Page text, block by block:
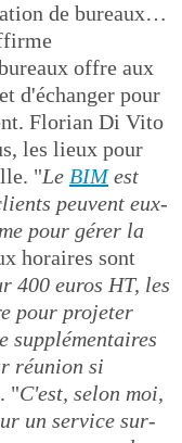
de bureaux…
offre aux
d'échanger pour
Florian Di Vito
les lieux pour
"Le BIMest
peuvent eux-
pour gérer la
horaires sont
400 euros HT, les
pour projeter
supplémentaires
réunion si
"C'est, selon moi,
un service sur-